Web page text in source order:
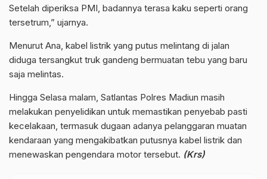
Setelah diperiksa PMI, badannya terasa kaku seperti orang
tersetrum,” ujarnya.
Menurut Ana, kabel listrik yang putus melintang di jalan
diduga tersangkut truk gandeng bermuatan tebu yang baru
saja melintas.
Hingga Selasa malam, Satlantas Polres Madiun masih
melakukan penyelidikan untuk memastikan penyebab pasti
kecelakaan, termasuk dugaan adanya pelanggaran muatan
kendaraan yang mengakibatkan putusnya kabel listrik dan
menewaskan pengendara motor tersebut. (Krs)